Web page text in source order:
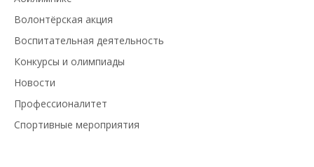
Волонтёрская акция
Воспитательная деятельность
Конкурсы и олимпиады
Новости
Профессионалитет
Спортивные мероприятия